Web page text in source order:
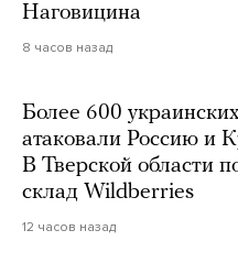
Наговицина
8 часов назад
Более 600
атаковали Россию и
В Тверской области
склад Wildberries
12 часов назад